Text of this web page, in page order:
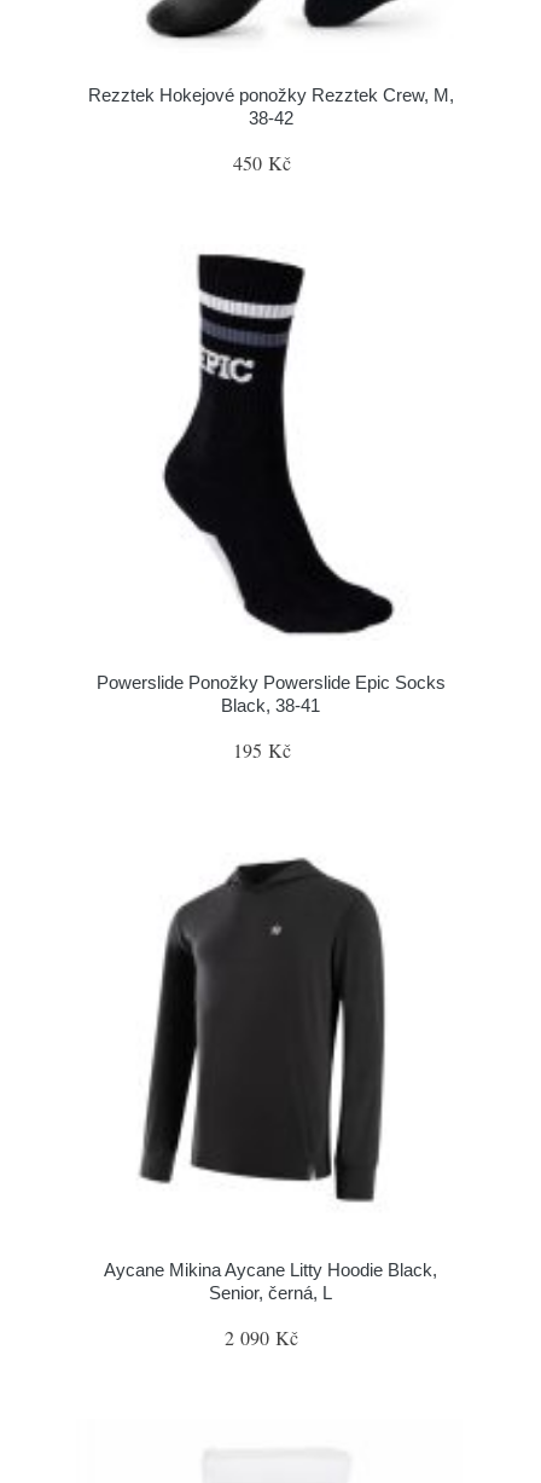
Rezztek Hokejové ponožky Rezztek Crew, M,
38-42
450 Kč
Powerslide Ponožky Powerslide Epic Socks
Black, 38-41
195 Kč
Aycane Mikina Aycane Litty Hoodie Black,
Senior, černá, L
2 090 Kč